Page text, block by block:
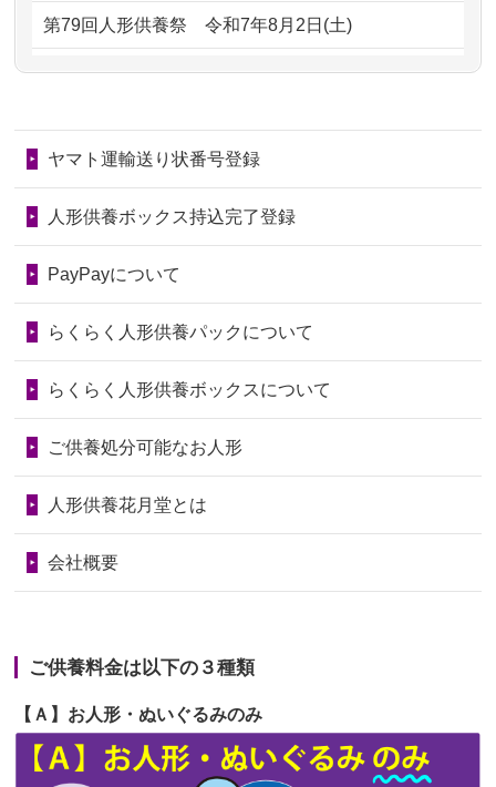
子どもの頃、妹と一緒にお雛様を出し
ました。お...
ので、お願...
2026/06/28以前和人形やぬいぐるみを供養いただ
いたことが...
の回りの物...
2026/06/28人形たちに これまで本当にありがとう
2026/06/24今は亡き両親が孫（私の子供）の初節
句に贈って...
2026/06/23ありがとうね
の祖父母か...
2026/06/20
雛人形をお道具も含め一式で引き取っ
てくださる...
供養が終わったお人形以外はどうして
るのですか？
しょうか？
2024/01/04ガラスケースは外しても良いですか？
第79回人形供養祭令和7年8月2日(土)
第78回人形供養祭令和7年6月20日(金)
第76回人形供養祭令和7年2月28日(金)
第75回人形供養祭令和7年1月17日(金)
第73回人形供養祭令和6年10月17日(木)
第71回人形供養祭令和6年8月1日(木)
第70回人形供養祭令和6年6月21日(金)
第68回人形供養祭令和6年3月22日(金)
第65回人形供養祭令和5年11月09日(木)
第64回人形供養祭令和5年9月21日(木)
第63回人形供養祭 令和5年8月1日(火)
ヤマト運輸送り状番号登録
人形供養ボックス持込完了登録
PayPayについて
らくらく人形供養パックについて
らくらく人形供養ボックスについて
ご供養処分可能なお人形
人形供養花月堂とは
会社概要
ご供養料金は以下の３種類
【Ａ】お人形・ぬいぐるみのみ